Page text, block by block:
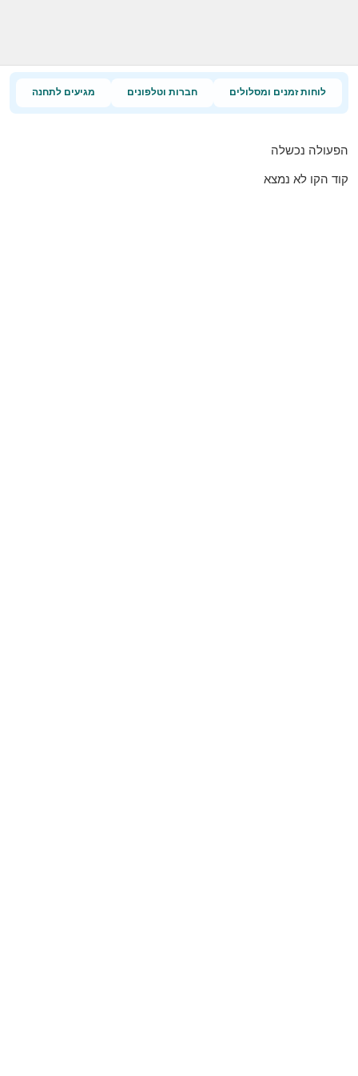
לוחות זמנים ומסלולים חברות וטלפונים מגיעים לתחנה
הפעולה נכשלה
קוד הקו לא נמצא